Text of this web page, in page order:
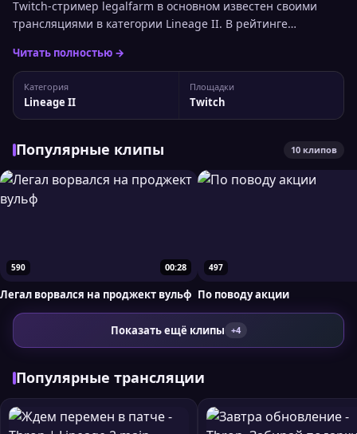
Twitch-стример legalfarm в основном известен своими
трансляциями в категории Lineage II. В рейтинге
аудитории канал сейчас занимает 2216 место. Статистика
канала legalfarm Статистика канала: 5 254 подписчиков,
пиковый онлайн — 245 зрителей. Для более детального
анализа вы можете сравнить legalfarm с...
Читать полностью →
Категория
Lineage II
Площадки
Twitch
Популярные клипы 10 клипов
00:28
590
Легал ворвался на проджект вульф
497
По поводу акции
Показать ещё клипы +4
Популярные трансляции